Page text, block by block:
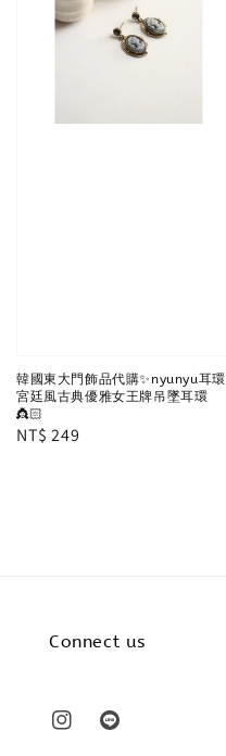
韓國東大門飾品代購✨nyunyu耳環
宮廷風古典優雅女王牌吊墜耳環
👸🏻
Regular
NT$ 249
Connect us